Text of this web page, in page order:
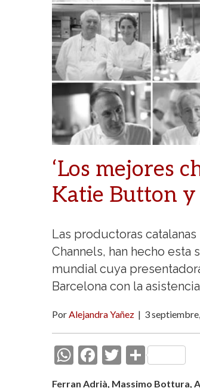
‘Los mejores
Katie Button
Las productoras
Channels, han hecho
mundial cuya
Barcelona con la
Por Alejandra Yañez | 3
W F
T C
Ferran Adrià, Massimo Bottura,